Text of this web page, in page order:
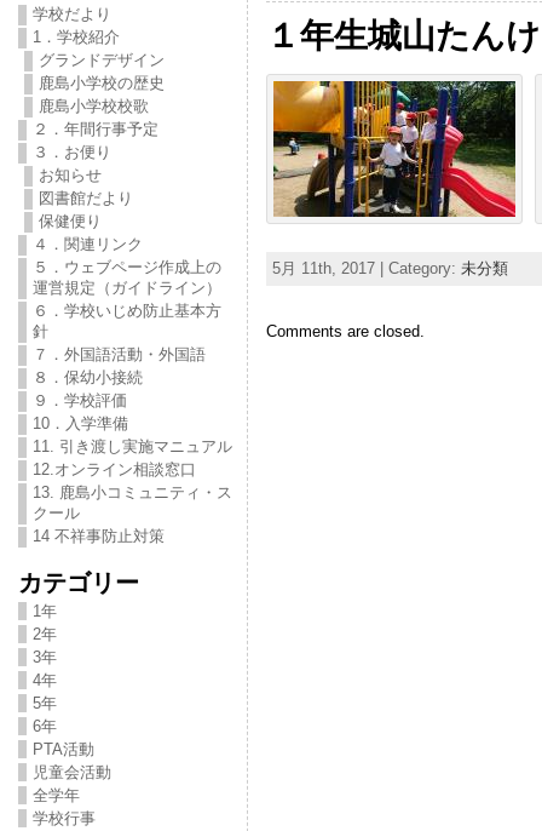
学校だより
1．学校紹介
グランドデザイン
鹿島小学校の歴史
鹿島小学校校歌
２．年間行事予定
３．お便り
お知らせ
図書館だより
保健便り
４．関連リンク
５．ウェブページ作成上の
運営規定（ガイドライン）
６．学校いじめ防止基本方
針
７．外国語活動・外国語
８．保幼小接続
９．学校評価
10．入学準備
11. 引き渡し実施マニュアル
12.オンライン相談窓口
13. 鹿島小コミュニティ・ス
クール
14 不祥事防止対策
カテゴリー
1年
2年
3年
4年
5年
6年
PTA活動
児童会活動
全学年
学校行事
１年生城山たん
5月 11th, 2017 | Category: 未分類
Comments are closed.